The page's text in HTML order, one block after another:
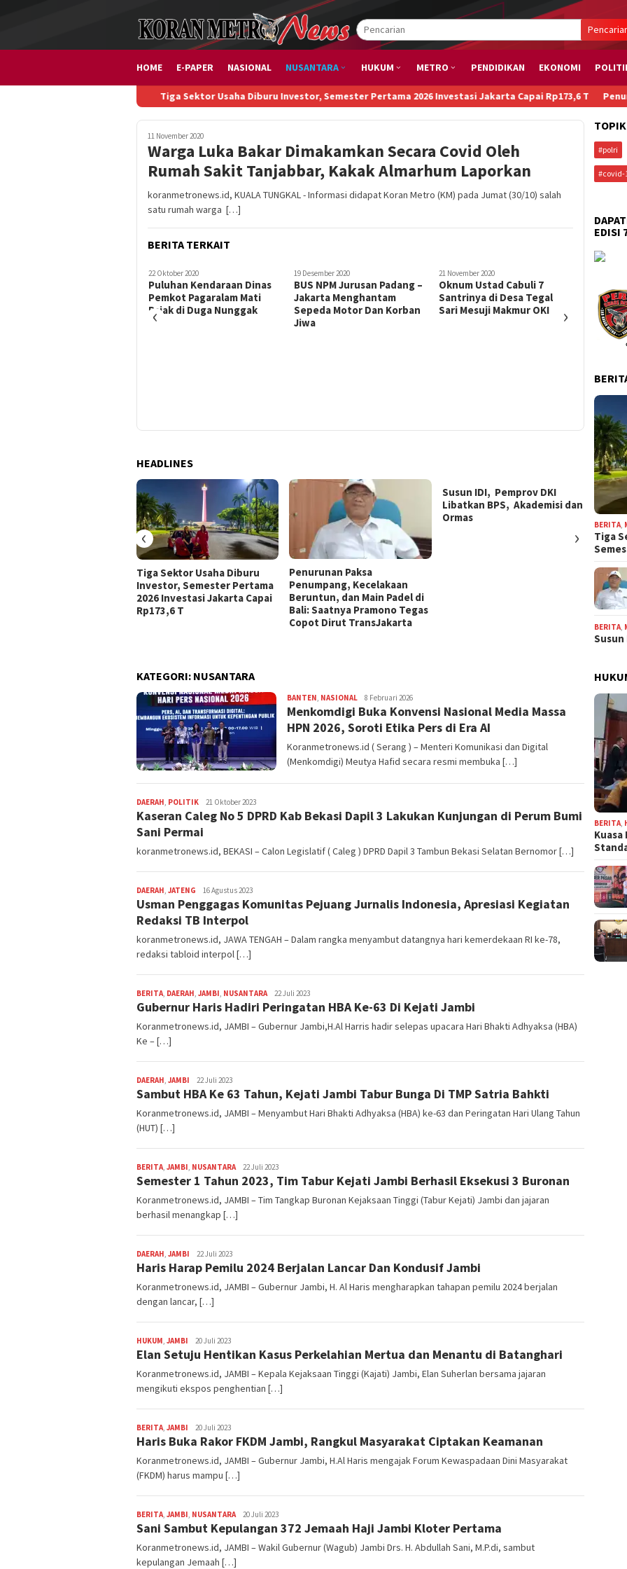
HOME E-PAPER NASIONAL NUSANTARA HUKUM METRO PENDIDIKAN EKONOMI
Tiga Sektor Usaha Diburu Investor, Semester Pertama 2026 Investasi Jakarta Capai Rp173,6 T Penurunan
11 November 2020
Warga Luka Bakar Dimakamkan Secara Covid Oleh
Rumah Sakit Tanjabbar, Kakak Almarhum Laporkan
koranmetronews.id, KUALA TUNGKAL - Informasi didapat Koran Metro (KM) pada Jumat (30/10) salah
satu rumah warga […]
BERITA TERKAIT
22 Oktober 2020
Puluhan Kendaraan Dinas
Pemkot Pagaralam Mati
Pajak di Duga Nunggak
19 Desember 2020
BUS NPM Jurusan Padang –
Jakarta Menghantam
Sepeda Motor Dan Korban
Jiwa
21 November 2020
Oknum Ustad Cabuli 7
Santrinya di Desa Tegal
Sari Mesuji Makmur OKI
Bungo
Oknum
‹ ›
HEADLINES
Tiga Sektor Usaha Diburu
Investor, Semester Pertama
2026 Investasi Jakarta Capai
Rp173,6 T
Penurunan Paksa
Penumpang, Kecelakaan
Beruntun, dan Main Padel di
Bali: Saatnya Pramono Tegas
Copot Dirut TransJakarta
Susun IDI, Pemprov DKI
Libatkan BPS, Akademisi dan
Ormas
Prof
Kedua
‹ ›
KATEGORI: NUSANTARA
BANTEN, NASIONALRedaksi
8 Februari 2026
Menkomdigi Buka Konvensi Nasional Media Massa
HPN 2026, Soroti Etika Pers di Era AI
Koranmetronews.id ( Serang ) – Menteri Komunikasi dan Digital
(Menkomdigi) Meutya Hafid secara resmi membuka […]
DAERAH, POLITIKRedaksi
21 Oktober 2023
Kaseran Caleg No 5 DPRD Kab Bekasi Dapil 3 Lakukan Kunjungan di Perum Bumi
Sani Permai
koranmetronews.id, BEKASI – Calon Legislatif ( Caleg ) DPRD Dapil 3 Tambun Bekasi Selatan Bernomor […]
DAERAH, JATENG Redaksi
16 Agustus 2023
Usman Penggagas Komunitas Pejuang Jurnalis Indonesia, Apresiasi Kegiatan
Redaksi TB Interpol
koranmetronews.id, JAWA TENGAH – Dalam rangka menyambut datangnya hari kemerdekaan RI ke-78,
redaksi tabloid interpol […]
BERITA, DAERAH, JAMBI, NUSANTARARedaksi
22 Juli 2023
Gubernur Haris Hadiri Peringatan HBA Ke-63 Di Kejati Jambi
Koranmetronews.id, JAMBI – Gubernur Jambi,H.Al Harris hadir selepas upacara Hari Bhakti Adhyaksa (HBA)
Ke – […]
DAERAH, JAMBI Redaksi
22 Juli 2023
Sambut HBA Ke 63 Tahun, Kejati Jambi Tabur Bunga Di TMP Satria Bahkti
Koranmetronews.id, JAMBI – Menyambut Hari Bhakti Adhyaksa (HBA) ke-63 dan Peringatan Hari Ulang Tahun
(HUT) […]
BERITA, JAMBI, NUSANTARARedaksi
22 Juli 2023
Semester 1 Tahun 2023, Tim Tabur Kejati Jambi Berhasil Eksekusi 3 Buronan
Koranmetronews.id, JAMBI – Tim Tangkap Buronan Kejaksaan Tinggi (Tabur Kejati) Jambi dan jajaran
berhasil menangkap […]
DAERAH, JAMBI Redaksi
22 Juli 2023
Haris Harap Pemilu 2024 Berjalan Lancar Dan Kondusif Jambi
Koranmetronews.id, JAMBI – Gubernur Jambi, H. Al Haris mengharapkan tahapan pemilu 2024 berjalan
dengan lancar, […]
HUKUM, JAMBI Admin
20 Juli 2023
Elan Setuju Hentikan Kasus Perkelahian Mertua dan Menantu di Batanghari
Koranmetronews.id, JAMBI – Kepala Kejaksaan Tinggi (Kajati) Jambi, Elan Suherlan bersama jajaran
mengikuti ekspos penghentian […]
BERITA, JAMBI Admin
20 Juli 2023
Haris Buka Rakor FKDM Jambi, Rangkul Masyarakat Ciptakan Keamanan
Koranmetronews.id, JAMBI – Gubernur Jambi, H.Al Haris mengajak Forum Kewaspadaan Dini Masyarakat
(FKDM) harus mampu […]
BERITA, JAMBI, NUSANTARAAdmin
20 Juli 2023
Sani Sambut Kepulangan 372 Jemaah Haji Jambi Kloter Pertama
Koranmetronews.id, JAMBI – Wakil Gubernur (Wagub) Jambi Drs. H. Abdullah Sani, M.P.di, sambut
kepulangan Jemaah […]
#polri
#covid-
EDISI
BERITA,
Tiga
BERITA,
BERITA
Kuasa